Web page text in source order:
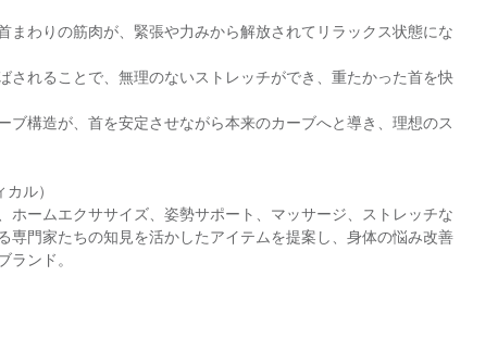
まわりの筋肉が、緊張や力みから解放されてリラックス状態にな
されることで、無理のないストレッチができ、重たかった首を快
ブ構造が、首を安定させながら本来のカーブへと導き、理想のス
ル）
ホームエクササイズ、姿勢サポート、マッサージ、ストレッチな
専門家たちの知見を活かしたアイテムを提案し、身体の悩み改善
ランド。